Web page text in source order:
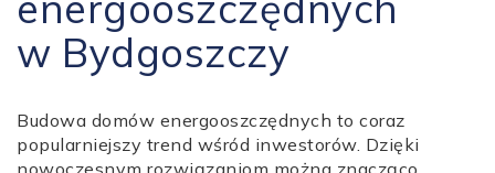
w Bydgoszczy
Budowa domów energooszczędnych to coraz
popularniejszy trend wśród inwestorów. Dzięki
nowoczesnym rozwiązaniom można znacząco